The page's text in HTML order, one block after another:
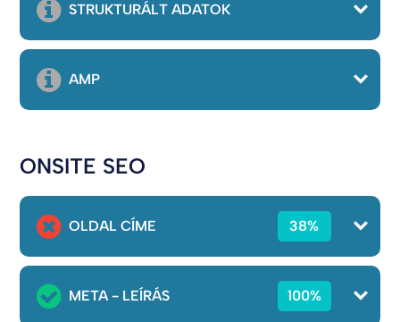
STRUKTURÁLT ADATOK
AMP
ONSITE SEO
OLDAL CÍME 38%
META - LEÍRÁS 100%